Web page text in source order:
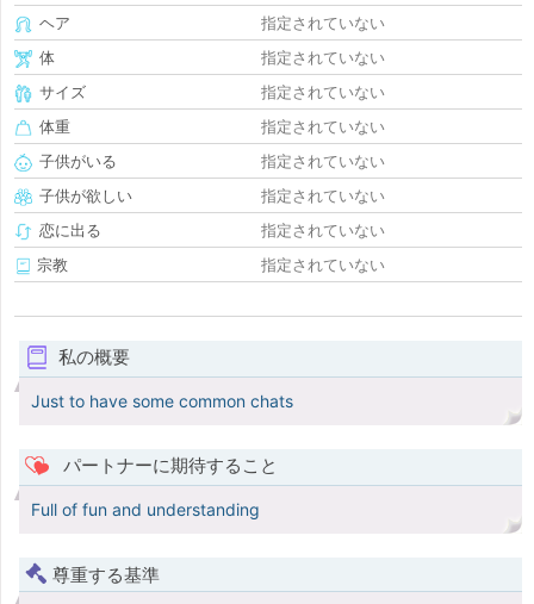
ヘア
指定されていない
体
指定されていない
サイズ
指定されていない
体重
指定されていない
子供がいる
指定されていない
子供が欲しい
指定されていない
恋に出る
指定されていない
宗教
指定されていない
私の概要
Just to have some common chats
パートナーに期待すること
Full of fun and understanding
尊重する基準